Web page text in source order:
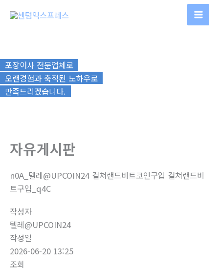
건
너
뛰
기
포장이사 전문업체로
오랜경험과 축적된 노하우로
만족드리겠습니다.
자유게시판
n0A_텔레@UPCOIN24 컬쳐랜드비트코인구입 컬쳐랜드비
트구입_q4C
작성자
텔레@UPCOIN24
작성일
2026-06-20 13:25
조회